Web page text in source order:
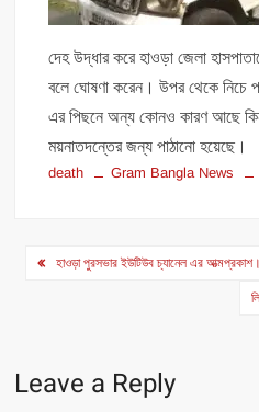
দেহ উদ্ধার করে হাওড়া জেলা
বলে ঘোষণা করেন। উপর থেকে নিচে
এর পিছনে অন্য কোনও কারণ আছে
ময়নাতদন্তের জন্য পাঠানো হয়েছে।
death Gram Bangla News
Post
হাওড়া পুরসভার ইউটিউব চ্যানেল এর আত্মপ্রকাশ।
Leave a Reply